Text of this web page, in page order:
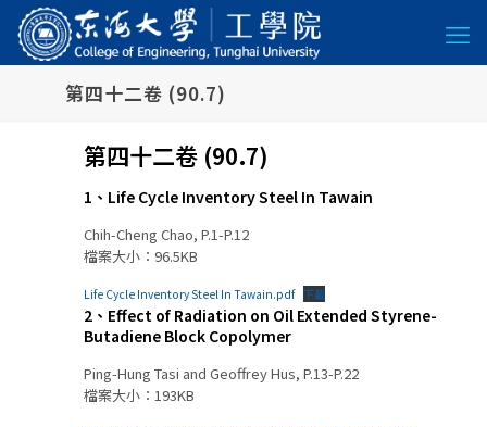
第四十二卷 (90.7)
第四十二卷 (90.7)
1、Life Cycle Inventory Steel In Tawain
Chih-Cheng Chao, P.1-P.12
檔案大小：96.5KB
Life Cycle Inventory Steel In Tawain.pdf 下載
2、Effect of Radiation on Oil Extended Styrene-
Butadiene Block Copolymer
Ping-Hung Tasi and Geoffrey Hus, P.13-P.22
檔案大小：193KB